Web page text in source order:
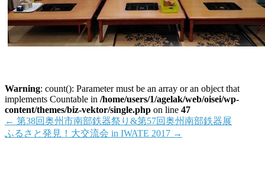
Warning: count(): Parameter must be an array or an object that
implements Countable in /home/users/1/agelak/web/oisei/wp-
content/themes/biz-vektor/single.php on line 47
← 第38回奥州市南部鉄器祭り&第57回奥州南部鉄器展
ふるさと発見！大交流会 in IWATE 2017 →